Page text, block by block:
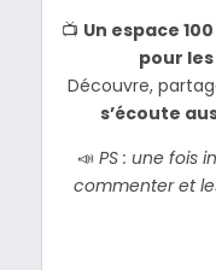
📺 Un espace
pour
Découvre,
s’écoute
📣 PS : une fois
commenter et